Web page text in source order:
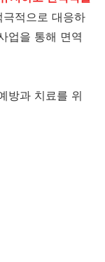
적으로 대응하
업을 통해 면역
방과 치료를 위